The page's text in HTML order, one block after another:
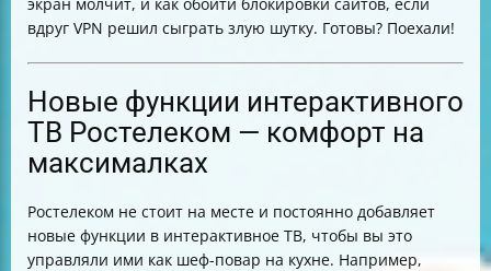
Как убедиться, что вы не робот
Типы подключения к интернету для SMART-TV и их
особенности
Как настроить подключение к интернету через
встроенный мастер
Ручная настройка IP-адреса на телевизоре
Какие модели телевизоров поддерживают
Итог
вдруг VPN решил сыграть злую шутку. Готовы? Поехали!
Новые функции интерактивного
ТВ Ростелеком — комфорт на
максималках
Ростелеком не стоит на месте и постоянно добавляет
новые функции в интерактивное ТВ, чтобы вы это
управляли ими как шеф-повар на кухне. Например,